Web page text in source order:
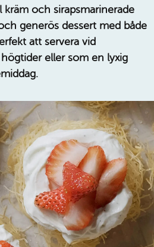
kräm och sirapsmarinerade
generös dessert med både
att servera vid
eller som en lyxig